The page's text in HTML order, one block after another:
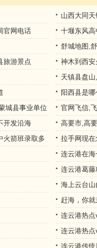
山西大同
官网电话
十堰东风
舒城地图,
旅游景点
神木到西
结果
天镇县盘
阳西县是
城县事业单位
官网飞信,
开发沿海
高要市,高
火箭班录取多
拉手网现
连云港在
连云港葛藤
海上云台
赶海，你就
连云港热点
连云港热点
连云港传统